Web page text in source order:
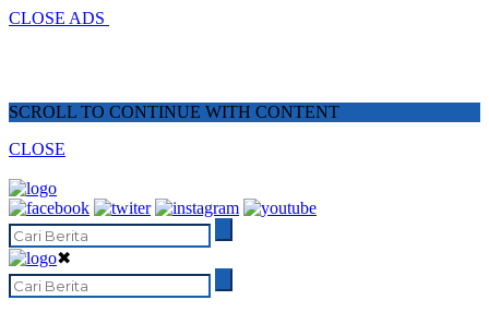
CLOSE ADS
SCROLL TO CONTINUE WITH CONTENT
CLOSE
✖